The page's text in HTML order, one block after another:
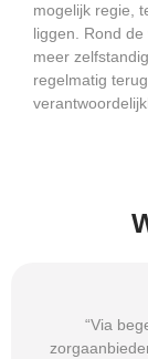
mogelijk regie,
liggen. Rond
meer
regelmatig
“Via